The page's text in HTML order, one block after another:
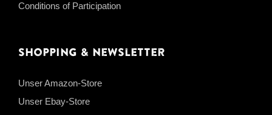
Conditions of Participation
Shopping & Newsletter
Unser Amazon-Store
Unser Ebay-Store